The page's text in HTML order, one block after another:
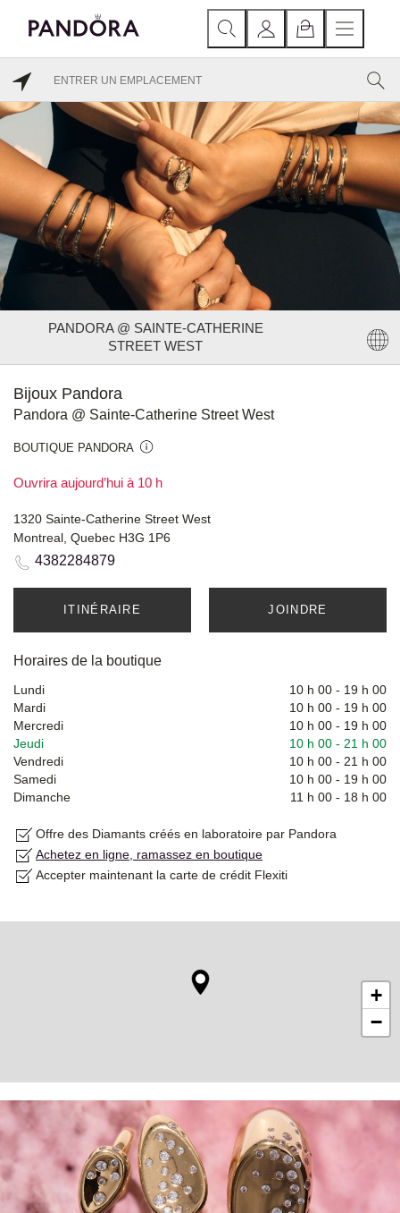
PANDORA @ SAINTE-CATHERINE
STREET WEST
Bijoux Pandora
Pandora @ Sainte-Catherine Street West
BOUTIQUE PANDORA
Ouvrira aujourd’hui à 10 h
1320 Sainte-Catherine Street West
Montreal, Quebec H3G 1P6
4382284879
ITINÉRAIRE JOINDRE
Horaires de la boutique
Lundi 10 h 00 - 19 h 00
Mardi
10 h 00 - 19 h 00
Mercredi
10 h 00 - 19 h 00
Jeudi
10 h 00 - 21 h 00
Vendredi
10 h 00 - 21 h 00
Samedi
10 h 00 - 19 h 00
Dimanche
11 h 00 - 18 h 00
Offre des Diamants créés en laboratoire par Pandora
Achetez en ligne, ramassez en boutique
Accepter maintenant la carte de crédit Flexiti
+
−